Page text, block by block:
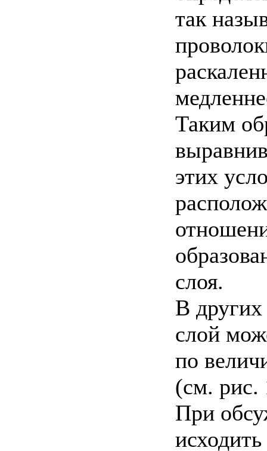
так
Таким
этих
слоя.
В
слой
по
(см. рис.
При